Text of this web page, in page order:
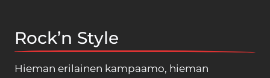
Rock’n Style
Hieman erilainen kampaamo, hieman